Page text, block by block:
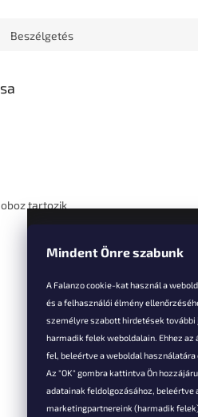
Mindent Önre szabunk
A Falanzo cookie-kat használ a
és a felhasználói élmény
személyre szabott hirdetések
harmadik felek weboldalain. Ehhez
fel, beleértve a weboldal
Az "OK" gombra kattintva Ön
adatainak feldolgozásához,
marketingpartnereink (harmadik
Beszélgetés
tartozik
Vevőknek
Hűségkedvezmények
Szállítás és fizetés